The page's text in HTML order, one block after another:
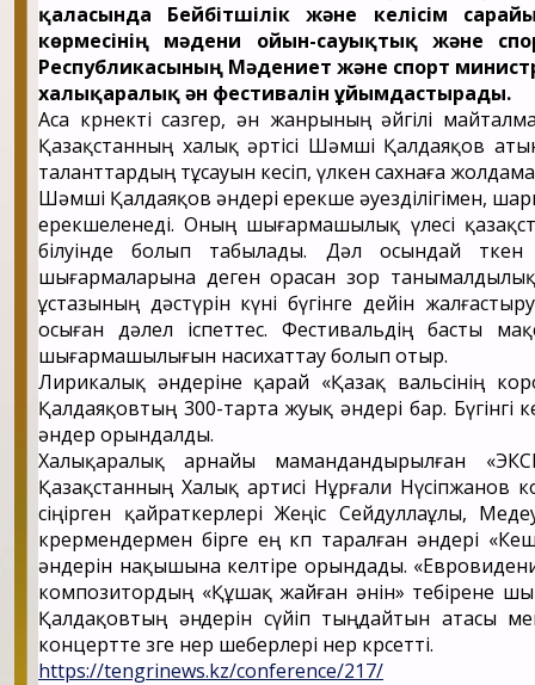
қаласында Бейбітшілік және келісім
көрмесінің мәдени ойын-сауықтық және
Республикасының Мәдениет және спорт
халықаралық ән фестивалін ұйымдастырады.
Аса көрнекті сазгер, ән жанрының әйгілі
Қазақстанның халық әртісі Шәмші Қалдаяқов
таланттардың тұсауын кесіп, үлкен сахнаға
Шәмші Қалдаяқов әндері ерекше әуезділігімен,
ерекшеленеді. Оның шығармашылық үлесі
білуінде болып табылады. Дәл осындай
шығармаларына деген орасан зор
ұстазының дәстүрін күні бүгінге дейін
осыған дәлел іспеттес. Фестивальдің басты
шығармашылығын насихаттау болып отыр.
Лирикалық әндеріне қарай «Қазақ вальсінің
Қалдаяқовтың 300-тарта жуық әндері бар. Бүгінгі
әндер орындалды.
Халықаралық арнайы мамандандырылған
Қазақстанның Халық артисі Нұрғали Нүсіпжанов
сіңірген қайраткерлері Жеңіс Сейдуллаұлы,
көрермендермен бірге ең көп таралған әндері
әндерін нақышына келтіре орындады.
композитордың «Құшақ жайған әнін» тебірене
Қалдақовтың әндерін сүйіп тыңдайтын атасы
концертте өзге өнер шеберлері өнер көрсетті.
https://tengrinews.kz/conference/217/